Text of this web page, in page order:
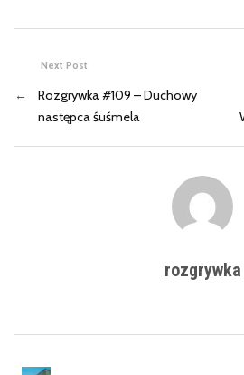
Next Post
←
Rozgrywka #109 – Duchowy
następca śuśmela
rozgrywka